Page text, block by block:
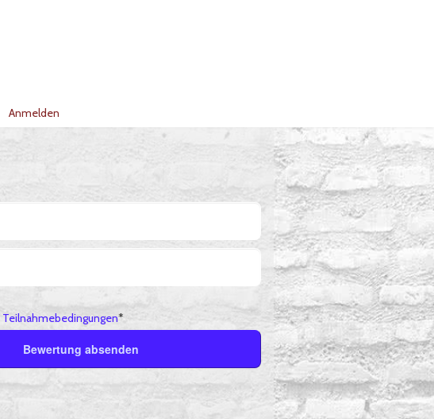
Anmelden
Teilnahmebedingungen*
Bewertung absenden